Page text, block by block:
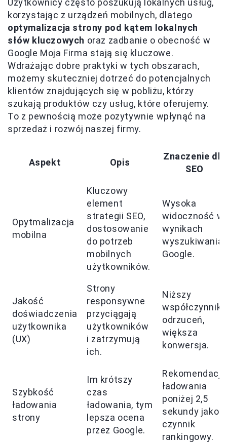
Użytkownicy często poszukują lokalnych usług,
korzystając z urządzeń mobilnych, dlatego
optymalizacja strony pod kątem lokalnych
słów kluczowych oraz zadbanie o obecność w
Google Moja Firma stają się kluczowe.
Wdrażając dobre praktyki w tych obszarach,
możemy skuteczniej dotrzeć do potencjalnych
klientów znajdujących się w pobliżu, którzy
szukają produktów czy usług, które oferujemy.
To z pewnością może pozytywnie wpłynąć na
sprzedaż i rozwój naszej firmy.
Aspekt Opis
Znaczenie dla
SEO
Opytmalizacja
mobilna
Kluczowy
element
strategii SEO,
dostosowanie
do potrzeb
mobilnych
użytkowników.
Wysoka
widoczność w
wynikach
wyszukiwania
Google.
Jakość
doświadczenia
użytkownika
(UX)
Strony
responsywne
przyciągają
użytkowników
i zatrzymują
ich.
Niższy
współczynnik
odrzuceń,
większa
konwersja.
Szybkość
ładowania
strony
Im krótszy
czas
ładowania, tym
lepsza ocena
przez Google.
Rekomendacja
ładowania
poniżej 2,5
sekundy jako
czynnik
rankingowy.